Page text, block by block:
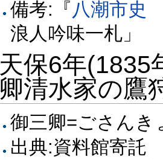
備考:『 八潮市
浪人吟味一札」
天保6年
卿清水家の
御三卿=ごさんき
出典:資料館寄